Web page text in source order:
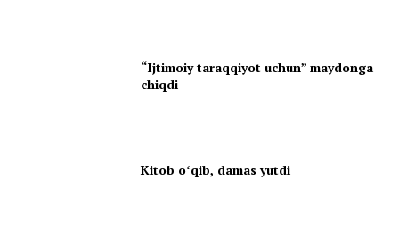
“Ijtimoiy taraqqiyot uchun” maydonga
chiqdi
Kitob oʻqib, damas yutdi